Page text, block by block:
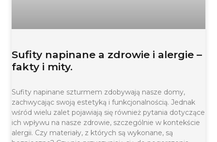
Sufity napinane a zdrowie i alergie –
fakty i mity.
Sufity napinane szturmem zdobywają nasze domy,
zachwycając swoją estetyką i funkcjonalnością. Jednak
wśród wielu zalet pojawiają się również pytania dotyczące
ich wpływu na nasze zdrowie, szczególnie w kontekście
alergii. Czy materiały, z których są wykonane, są